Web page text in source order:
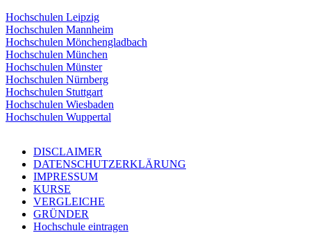
Hochschulen Leipzig
Hochschulen Mannheim
Hochschulen Mönchengladbach
Hochschulen München
Hochschulen Münster
Hochschulen Nürnberg
Hochschulen Stuttgart
Hochschulen Wiesbaden
Hochschulen Wuppertal
DISCLAIMER
DATENSCHUTZERKLÄRUNG
IMPRESSUM
KURSE
VERGLEICHE
GRÜNDER
Hochschule eintragen